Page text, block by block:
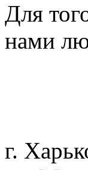
Для
нами
г.